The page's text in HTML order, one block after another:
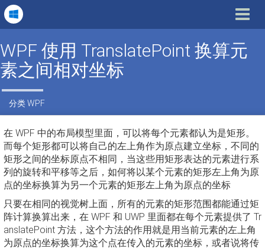
Toggle
WPF 使用 TranslatePoint 换算元
素之间相对坐标
分类WPF
在 WPF 中的布局模型里面，可以将每个元素都认为是矩形。
而每个矩形都可以将自己的左上角作为原点建立坐标，不同的
矩形之间的坐标原点不相同，当这些用矩形表达的元素进行系
列的旋转和平移等之后，如何将以某个元素的矩形左上角为原
点的坐标换算为另一个元素的矩形左上角为原点的坐标
只要在相同的视觉树上面，所有的元素的矩形范围都能通过矩
阵计算换算出来，在 WPF 和 UWP 里面都在每个元素提供了 Tr
anslatePoint 方法，这个方法的作用就是用当前元素的左上角
为原点的坐标换算为这个点在传入的元素的坐标，或者说将传